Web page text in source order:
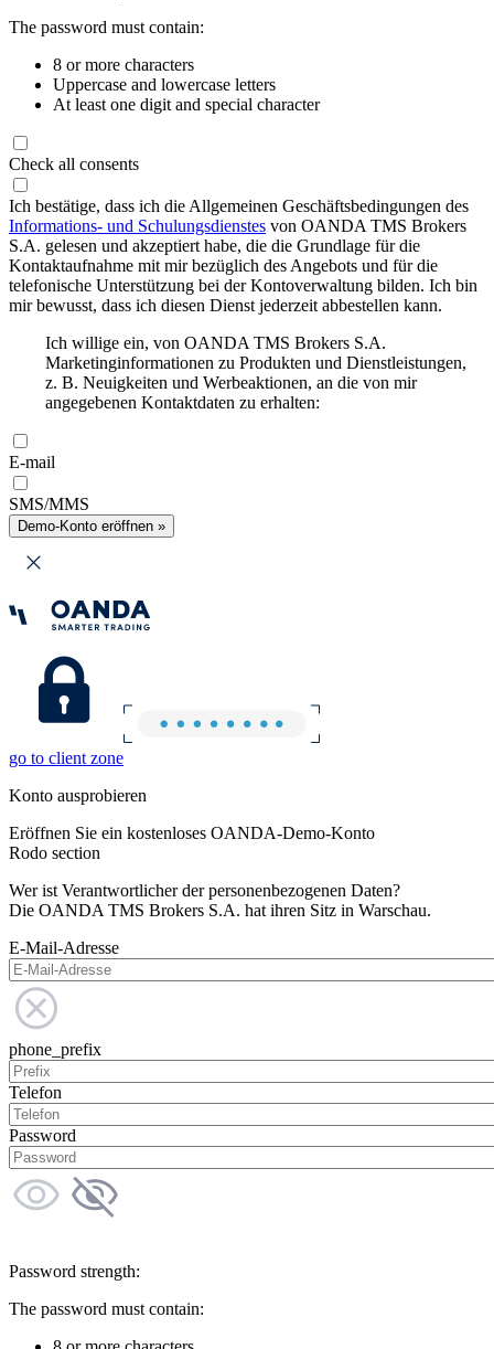
The password must contain:
8 or more characters
Uppercase and lowercase letters
At least one digit and special character
Check all consents
Ich bestätige, dass ich die Allgemeinen Geschäftsbedingungen des
Informations- und Schulungsdienstes von OANDA TMS Brokers
S.A. gelesen und akzeptiert habe, die die Grundlage für die
Kontaktaufnahme mit mir bezüglich des Angebots und für die
telefonische Unterstützung bei der Kontoverwaltung bilden. Ich bin
mir bewusst, dass ich diesen Dienst jederzeit abbestellen kann.
Ich willige ein, von OANDA TMS Brokers S.A.
Marketinginformationen zu Produkten und Dienstleistungen,
z. B. Neuigkeiten und Werbeaktionen, an die von mir
angegebenen Kontaktdaten zu erhalten:
E-mail
SMS/MMS
Demo-Konto eröffnen »
go to client zone
Konto ausprobieren
Eröffnen Sie ein kostenloses OANDA-Demo-Konto
Rodo section
Wer ist Verantwortlicher der personenbezogenen Daten?
Die OANDA TMS Brokers S.A. hat ihren Sitz in Warschau.
E-Mail-Adresse
phone_prefix
Telefon
Password
Password strength:
The password must contain: